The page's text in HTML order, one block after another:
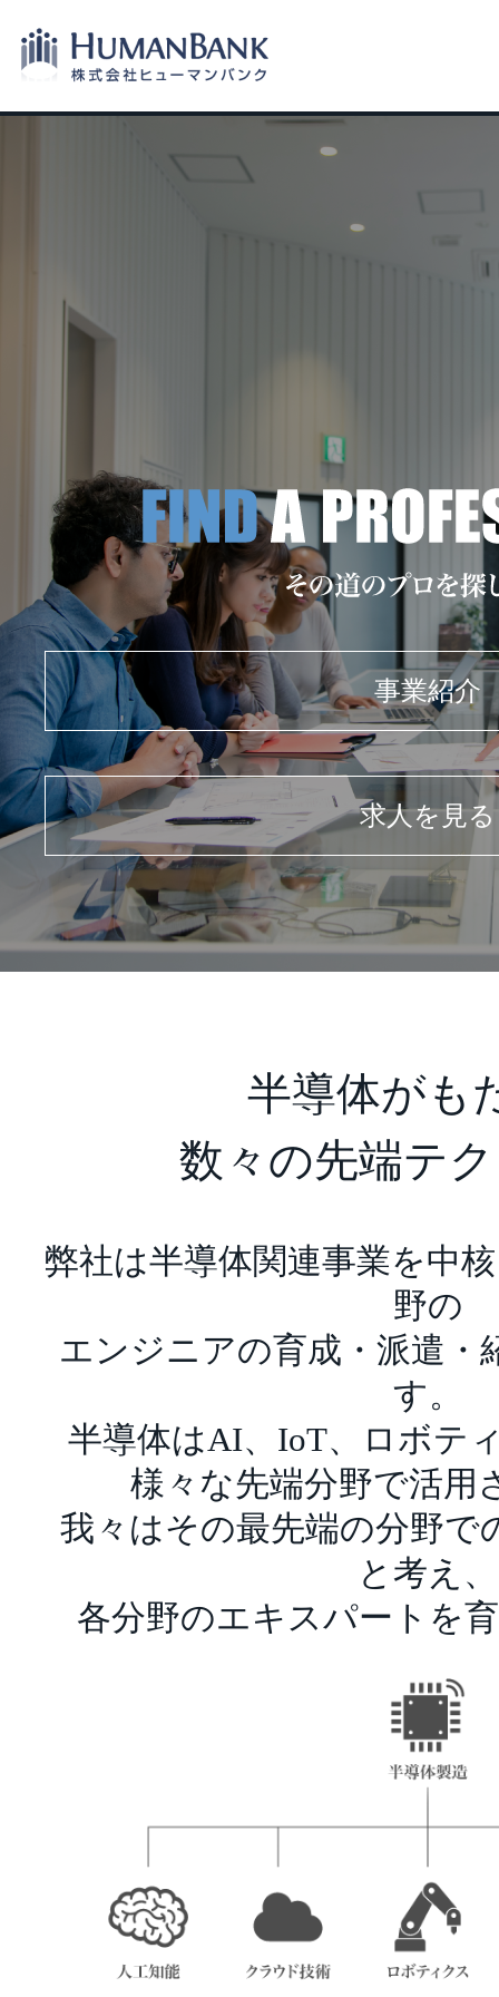
事業紹介
求人を見る
半導体がも
数々の先端テ
弊社は半導体関連事業を中
野の
エンジニアの育成・派遣・
す。
半導体はAI、IoT、ロボテ
様々な先端分野で活用
我々はその最先端の分野で
と考え、
各分野のエキスパートを